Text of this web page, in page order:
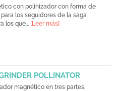
con polinizador con forma de
los seguidores de la saga
los que... [Leer más]
POLLINATOR
magnético en tres partes,